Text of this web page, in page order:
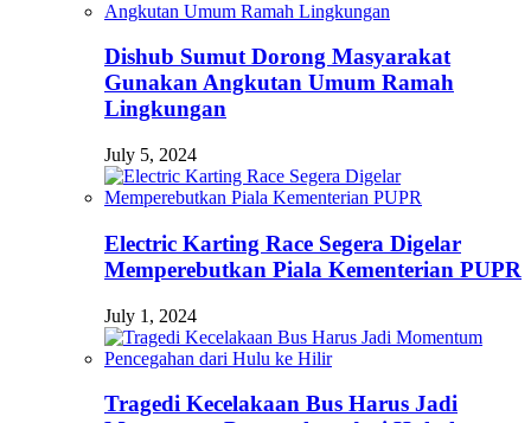
Dishub Sumut Dorong Masyarakat
Gunakan Angkutan Umum Ramah
Lingkungan
July 5, 2024
Electric Karting Race Segera Digelar
Memperebutkan Piala Kementerian PUPR
July 1, 2024
Tragedi Kecelakaan Bus Harus Jadi